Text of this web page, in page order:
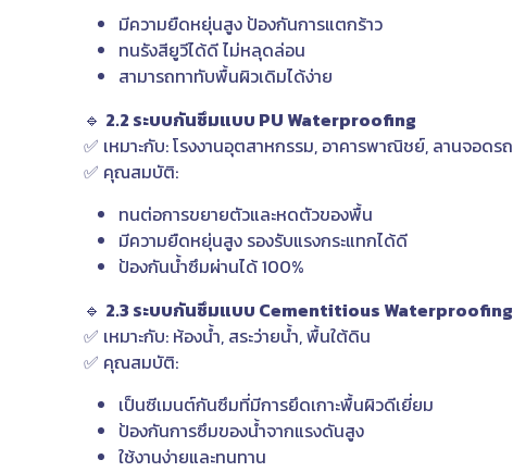
มีความยืดหยุ่นสูง ป้องกันการแตกร้าว
ทนรังสียูวีได้ดี ไม่หลุดล่อน
สามารถทาทับพื้นผิวเดิมได้ง่าย
🔹 2.2 ระบบกันซึมแบบ PU Waterproofing
✅ เหมาะกับ: โรงงานอุตสาหกรรม, อาคารพาณิชย์, ลานจอดรถ
✅ คุณสมบัติ:
ทนต่อการขยายตัวและหดตัวของพื้น
มีความยืดหยุ่นสูง รองรับแรงกระแทกได้ดี
ป้องกันน้ำซึมผ่านได้ 100%
🔹 2.3 ระบบกันซึมแบบ Cementitious Waterproofing
✅ เหมาะกับ: ห้องน้ำ, สระว่ายน้ำ, พื้นใต้ดิน
✅ คุณสมบัติ:
เป็นซีเมนต์กันซึมที่มีการยึดเกาะพื้นผิวดีเยี่ยม
ป้องกันการซึมของน้ำจากแรงดันสูง
ใช้งานง่ายและทนทาน